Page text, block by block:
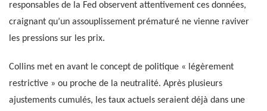
responsables de la Fed observent attentivement ces données,
craignant qu’un assouplissement prématuré ne vienne raviver
les pressions sur les prix.
Collins met en avant le concept de politique « légèrement
restrictive » ou proche de la neutralité. Après plusieurs
ajustements cumulés, les taux actuels seraient déjà dans une